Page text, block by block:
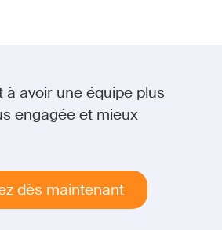
à avoir une équipe plus
engagée et mieux
dès maintenant